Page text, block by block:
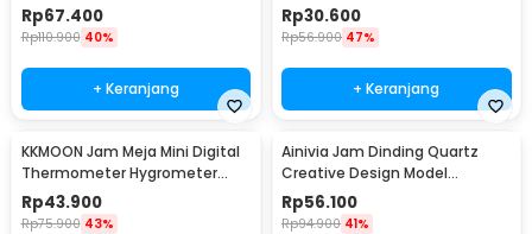
Thermometer - FJ3532
Rp67.400
Rp110.900 40%
+ Keranjang
Sensor - ZL20
Rp30.600
Rp56.900 47%
+ Keranjang
KKMOON Jam Meja Mini Digital
Thermometer Hygrometer
Weather Station - CX220
Rp43.900
Rp75.900 43%
Ainivia Jam Dinding Quartz
Creative Design Model
Luminous 30cm - MM61WC
Rp56.100
Rp94.900 41%